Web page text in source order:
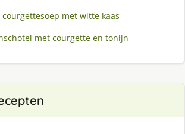
courgettesoep met witte kaas
met courgette en tonijn